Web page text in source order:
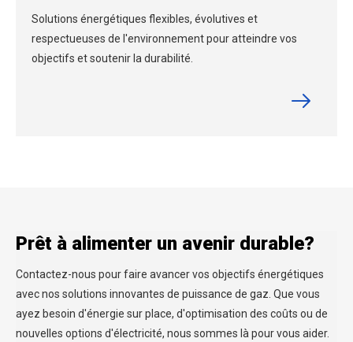
Solutions énergétiques flexibles, évolutives et
respectueuses de l'environnement pour atteindre vos
objectifs et soutenir la durabilité.
Prêt à alimenter un avenir durable?
Contactez-nous pour faire avancer vos objectifs énergétiques
avec nos solutions innovantes de puissance de gaz. Que vous
ayez besoin d'énergie sur place, d'optimisation des coûts ou de
nouvelles options d'électricité, nous sommes là pour vous aider.